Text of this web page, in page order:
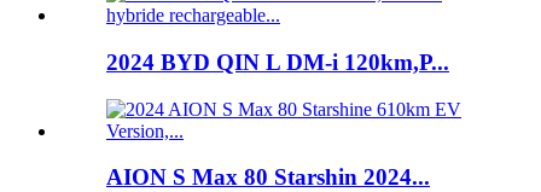
2024 BYD QIN L DM-i 120km,P...
AION S Max 80 Starshin 2024...